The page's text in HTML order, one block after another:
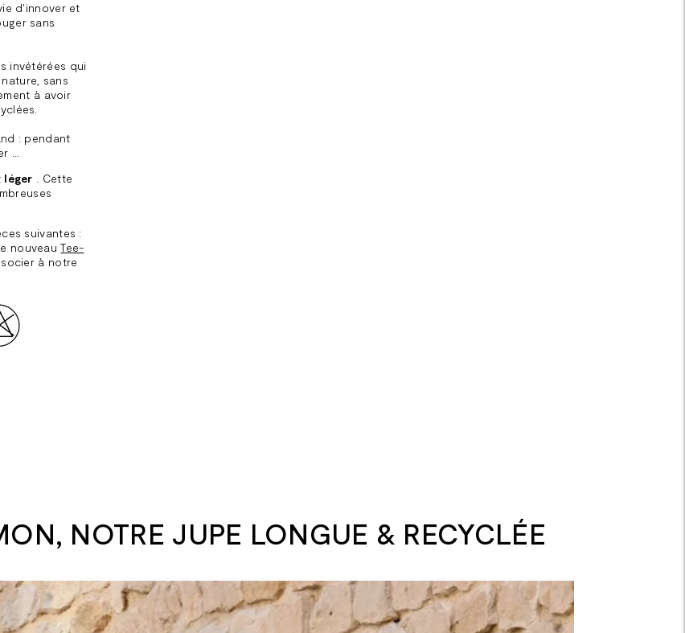
d'innover et
sans
invétérées qui
sans
à avoir
: pendant
...
léger . Cette
suivantes :
nouveauTee-
à notre
NOTRE JUPE LONGUE & RECYCLÉE